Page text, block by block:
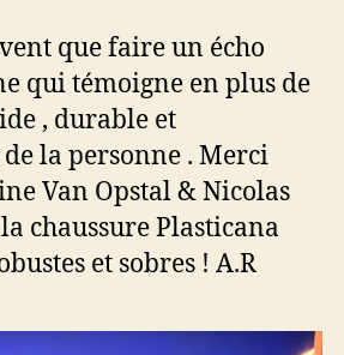
que faire un écho
qui témoigne en plus de
, durable et
la personne . Merci
Van Opstal & Nicolas
chaussure Plasticana
et sobres ! A.R